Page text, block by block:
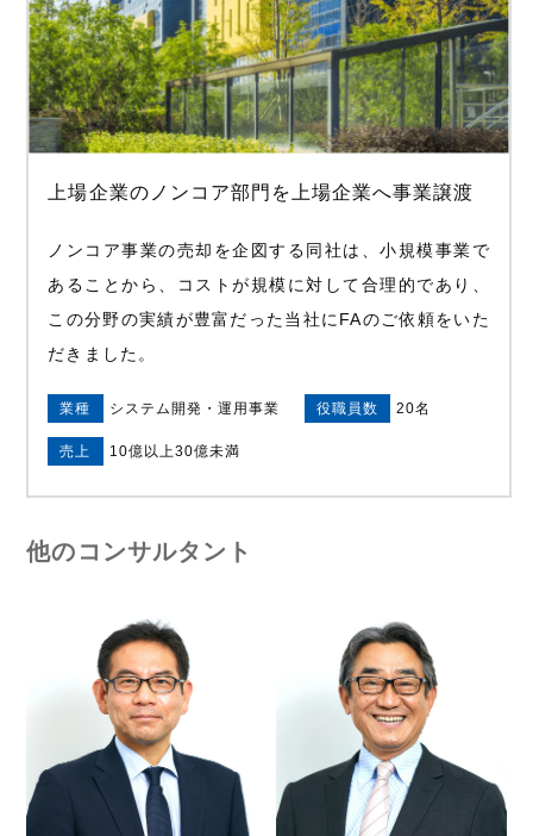
上場企業のノンコア部門を上場企業へ事業譲渡
ノンコア事業の売却を企図する同社は、小規模事業で
あることから、コストが規模に対して合理的であり、
この分野の実績が豊富だった当社にFAのご依頼をいた
だきました。
業種 システム開発・運用事業 役職員数 20名
売上 10億以上30億未満
他のコンサルタント